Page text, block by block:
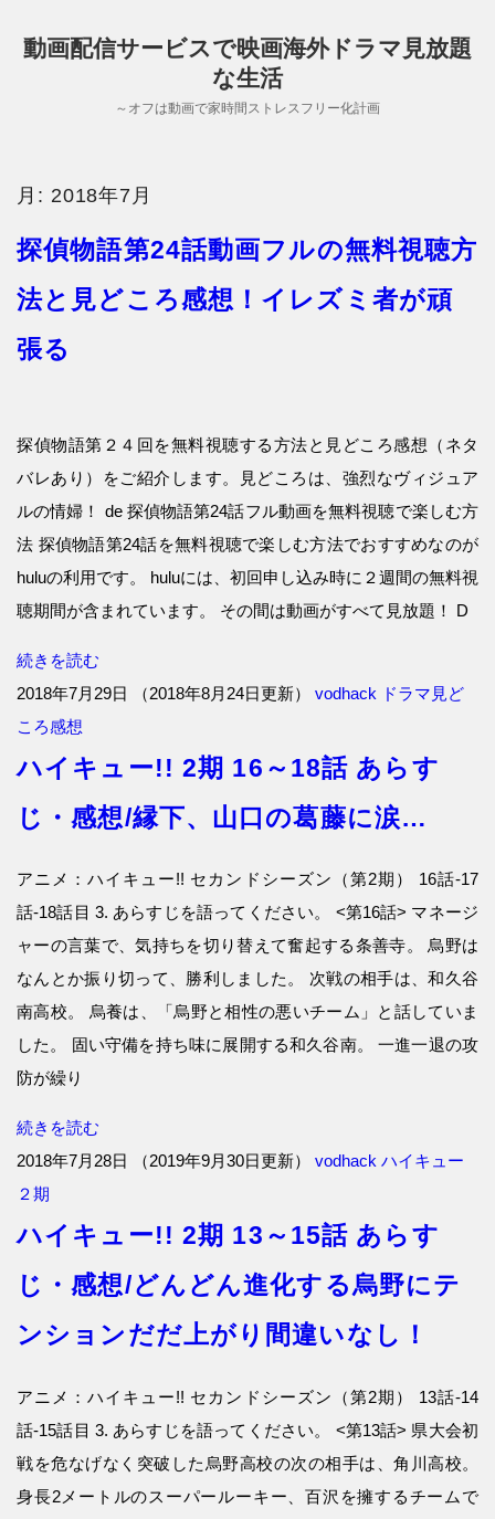
動画配信サービスで映画海外ドラマ見放題
な生活
～オフは動画で家時間ストレスフリー化計画
月: 2018年7月
探偵物語第24話動画フルの無料視聴方
法と見どころ感想！イレズミ者が頑
張る
探偵物語第２４回を無料視聴する方法と見どころ感想（ネタ
バレあり）をご紹介します。見どころは、強烈なヴィジュア
ルの情婦！ de 探偵物語第24話フル動画を無料視聴で楽しむ方
法 探偵物語第24話を無料視聴で楽しむ方法でおすすめなのが
huluの利用です。 huluには、初回申し込み時に２週間の無料視
聴期間が含まれています。 その間は動画がすべて見放題！ D
続きを読む
2018年7月29日
（2018年8月24日更新） vodhack ドラマ見ど
ころ感想
ハイキュー!! 2期 16～18話 あらす
じ・感想/縁下、山口の葛藤に涙…
アニメ：ハイキュー!! セカンドシーズン（第2期） 16話-17
話-18話目 3. あらすじを語ってください。 <第16話> マネージ
ャーの言葉で、気持ちを切り替えて奮起する条善寺。 烏野は
なんとか振り切って、勝利しました。 次戦の相手は、和久谷
南高校。 烏養は、「烏野と相性の悪いチーム」と話していま
した。 固い守備を持ち味に展開する和久谷南。 一進一退の攻
防が繰り
続きを読む
2018年7月28日
（2019年9月30日更新） vodhack ハイキュー
２期
ハイキュー!! 2期 13～15話 あらす
じ・感想/どんどん進化する烏野にテ
ンションだだ上がり間違いなし！
アニメ：ハイキュー!! セカンドシーズン（第2期） 13話-14
話-15話目 3. あらすじを語ってください。 <第13話> 県大会初
戦を危なげなく突破した烏野高校の次の相手は、角川高校。
身長2メートルのスーパールーキー、百沢を擁するチームで